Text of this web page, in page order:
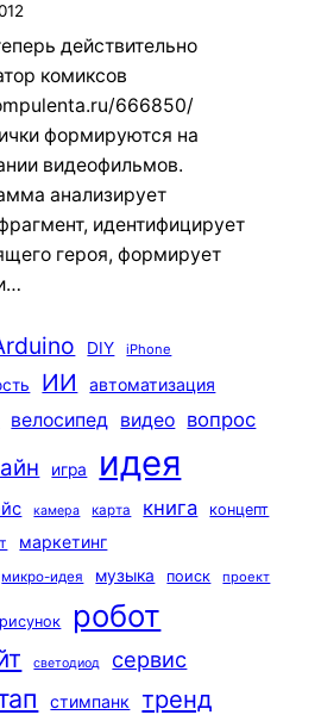
действительно
комиксов
666850/
формируются на
видеофильмов.
анализирует
идентифицирует
героя, формирует
DIY iPhone
ИИ автоматизация
велосипед видео вопрос
игра идея
камера карта книга
концепт
маркетинг
микро-идея музыка поиск проект
рисунок робот
светодиод сервис
стимпанк тренд